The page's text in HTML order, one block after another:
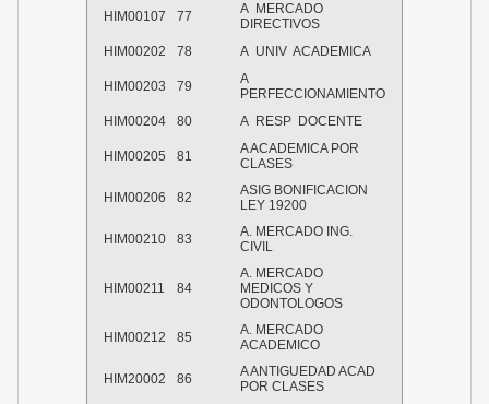
HIM00107 77
A MERCADO
DIRECTIVOS
HIM00202
78 A UNIV ACADEMICA
HIM00203 79
A
PERFECCIONAMIENTO
HIM00204
80 A RESP DOCENTE
HIM00205 81
A ACADEMICA POR
CLASES
HIM00206 82
ASIG BONIFICACION
LEY 19200
HIM00210 83
A. MERCADO ING.
CIVIL
HIM00211 84
A. MERCADO
MEDICOS Y
ODONTOLOGOS
HIM00212 85
A. MERCADO
ACADEMICO
HIM20002 86
A ANTIGUEDAD ACAD
POR CLASES